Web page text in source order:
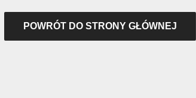
POWRÓT DO STRONY GŁÓWNEJ